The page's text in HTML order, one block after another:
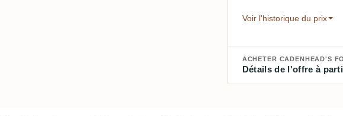
Voir l'historique du prix
ACHETER CADENHEAD'S
Détails de l'offre à